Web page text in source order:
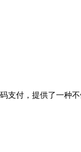
支付，提供了一种